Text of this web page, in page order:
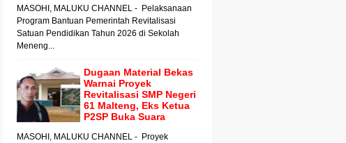
MASOHI, MALUKU CHANNEL - Pelaksanaan
Program Bantuan Pemerintah Revitalisasi
Satuan Pendidikan Tahun 2026 di Sekolah
Meneng...
Dugaan Material Bekas
Warnai Proyek
Revitalisasi SMP Negeri
61 Malteng, Eks Ketua
P2SP Buka Suara
MASOHI, MALUKU CHANNEL - Proyek